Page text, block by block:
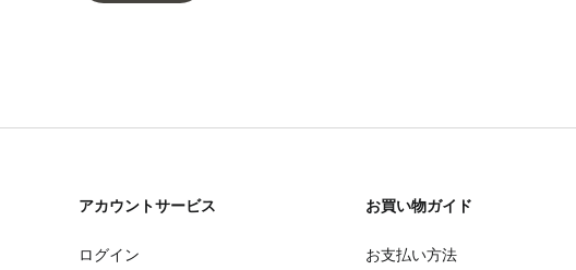
アカウントサービス
ログイン
お買い物ガイド
お支払い方法